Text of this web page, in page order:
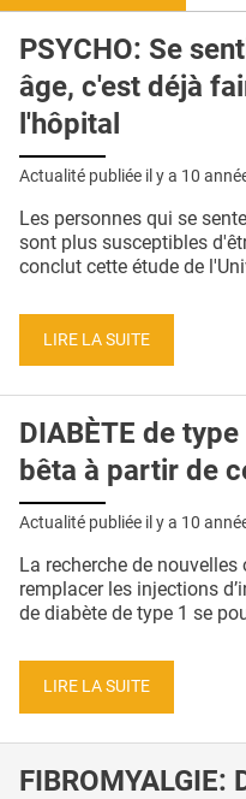
RÉSEAUX
E-REVUE SAD
THÉMA
L'APP
PUBLICITÉ
CONTACT
PSYCHO: Se
âge, c'est déjà
l'hôpital
Actualité publiée il y a 10
Les personnes qui se
sont plus susceptibles
conclut cette étude de
LIRE LA SUITE
DIABÈTE de
bêta à partir de
Actualité publiée il y a 10
La recherche de
remplacer les injections
de diabète de type 1 se
LIRE LA SUITE